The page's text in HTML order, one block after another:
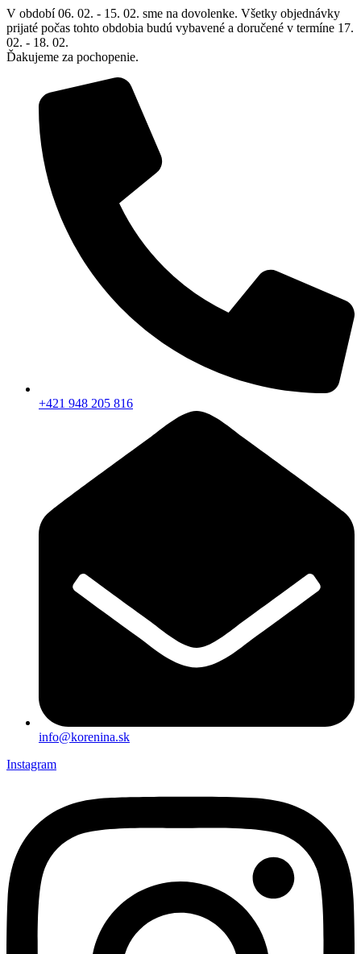
Preskočiť
na
obsah
V období 06. 02. - 15. 02. sme na dovolenke. Všetky objednávky
prijaté počas tohto obdobia budú vybavené a doručené v termíne 17.
02. - 18. 02.
Ďakujeme za pochopenie.
+421 948 205 816
info@korenina.sk
Instagram